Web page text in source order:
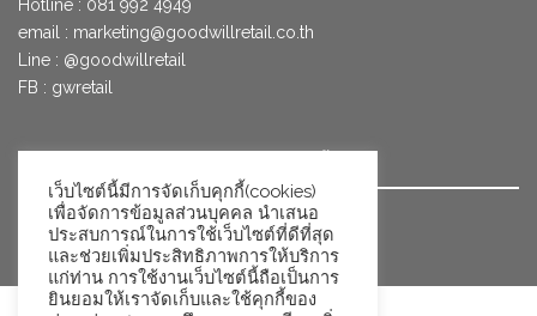
Hotline : 081 992 4949
email : marketing@goodwillretail.co.th
Line : @goodwillretail
FB : gwretail
นโยบายข้อมูลส่วนบุคคล
เว็บไซต์นี้มีการจัดเก็บคุกกี้(cookies)
เพื่อจัดการข้อมูลส่วนบุคคล นำเสนอ
ประสบการณ์ในการใช้เว็บไซต์ที่ดีที่สุด
และช่วยเพิ่มประสิทธิภาพการให้บริการ
แก่ท่าน การใช้งานเว็บไซต์นี้ถือเป็นการ
ยินยอมให้เราจัดเก็บและใช้คุกกี้ของ